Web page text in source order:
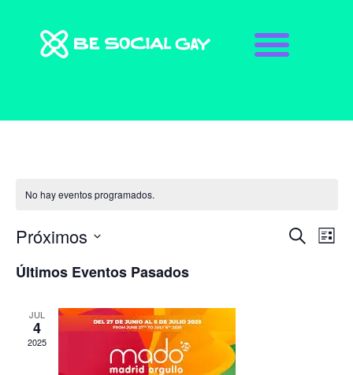
No hay eventos programados.
Buscar
Lista
Próximos
Últimos Eventos Pasados
JUL
4
2025